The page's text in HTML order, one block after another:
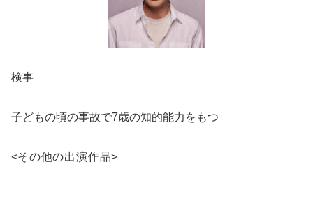
検事
子どもの頃の事故で7歳の知的能力をもつ
<その他の出演作品>